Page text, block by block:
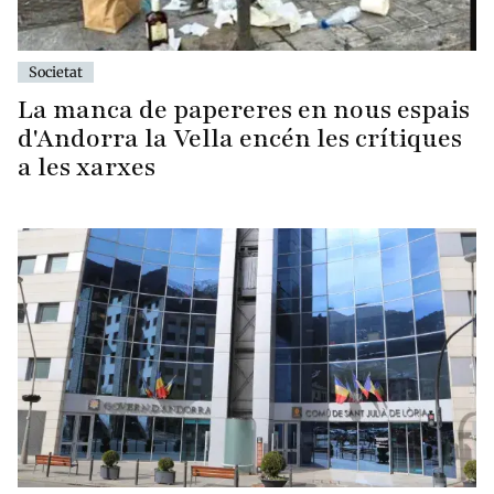
Societat
La manca de papereres en nous espais
d'Andorra la Vella encén les crítiques
a les xarxes